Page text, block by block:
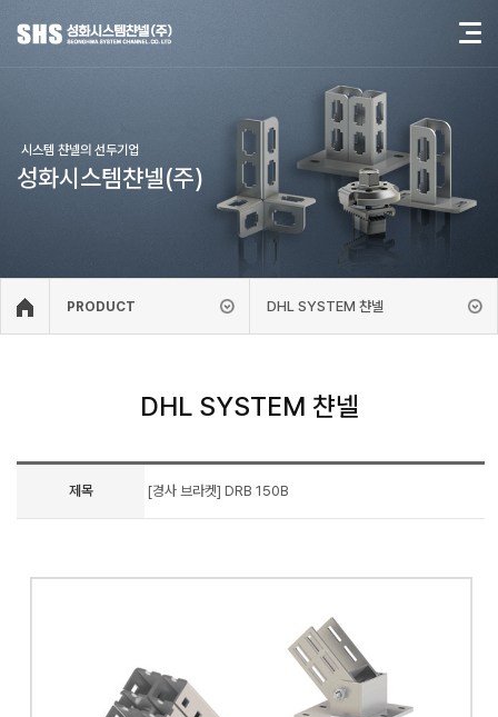
시스템 챤넬의 선두기업
성화시스템챤넬(주)
PRODUCT DHL SYSTEM 챤넬
DHL SYSTEM 챤넬
제목 [경사 브라켓] DRB 150B